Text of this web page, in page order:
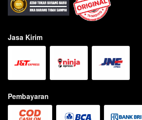
Jasa Kirim
Pembayaran